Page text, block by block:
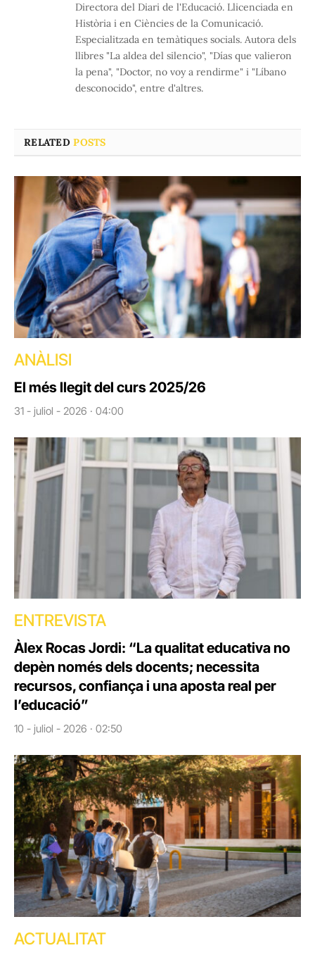
Directora del Diari de l'Educació. Llicenciada en
Història i en Ciències de la Comunicació.
Especialitzada en temàtiques socials. Autora dels
llibres "La aldea del silencio", "Días que valieron
la pena", "Doctor, no voy a rendirme" i "Líbano
desconocido", entre d'altres.
RELATEDPOSTS
ANÀLISI
El més llegit del curs 2025/26
31 - juliol - 2026 · 04:00
ENTREVISTA
Àlex Rocas Jordi: “La qualitat educativa no
depèn només dels docents; necessita
recursos, confiança i una aposta real per
l’educació”
10 - juliol - 2026 · 02:50
ACTUALITAT